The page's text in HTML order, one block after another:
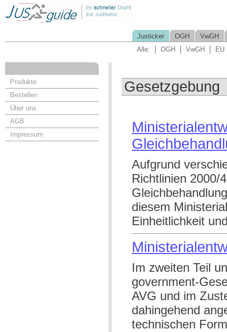
Justicker OGH
VwGH
Alle:
OGH VwGH EU
Produkte
Bestellen
Über uns
AGB
Impressum
Gesetzgebung
Aufgrund
Richtlinien 2000/
diesem
Einheitlichkeit
Im zweiten Teil
government-
AVG und im
dahingehend
technischen